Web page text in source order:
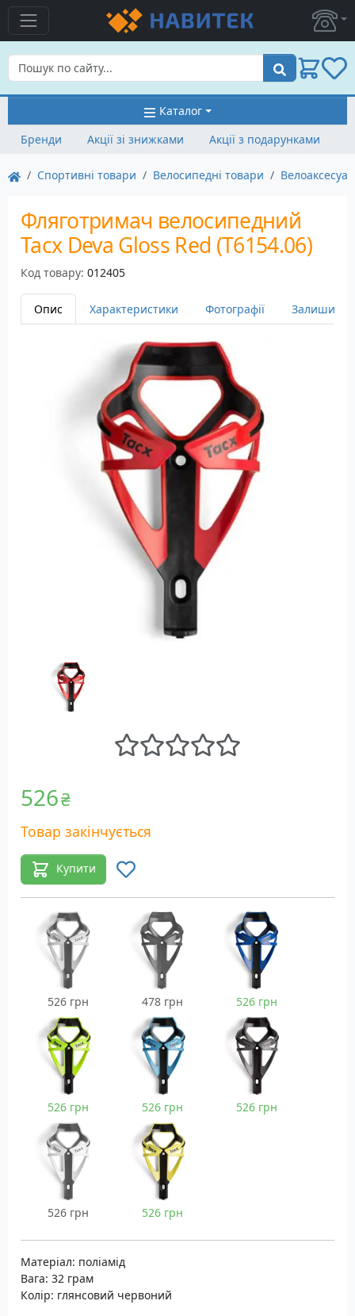
Пошук
Каталог
Бренди
Акції зі знижками Акції з подарунками
Спортивні товари Велосипедні товари
Фляготримач велосипедний
Tacx Deva Gloss Red (T6154.06)
Код товару: 012405
Опис Характеристики Фотографії Залишити
526₴
Товар закінчується
Купити
526 грн 478 грн 526 грн
526 грн 526 грн 526 грн
526 грн 526 грн
Матеріал: поліамід
Вага: 32 грам
Колір: глянсовий червоний